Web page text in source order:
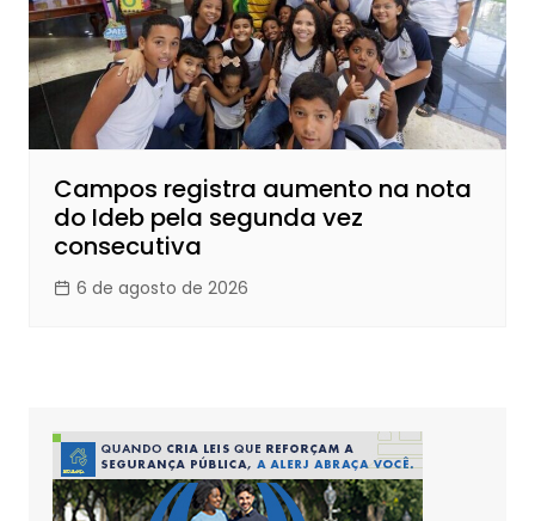
Campos registra aumento na nota
do Ideb pela segunda vez
consecutiva
6 de agosto de 2026